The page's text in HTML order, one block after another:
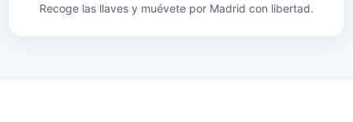
Recoge las llaves y muévete por Madrid con libertad.